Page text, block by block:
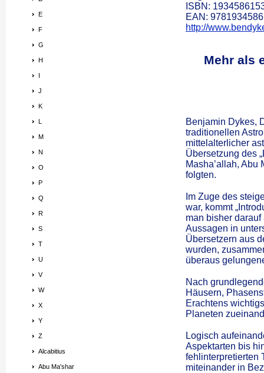
E
F
G
H
I
J
K
L
M
N
O
P
Q
R
S
T
U
V
W
X
Y
Z
Alcabitius
Abu Ma'shar
ISBN:
EAN:
http://
Mehr als
Benjamin Dykes,
traditionellen
mittelalterlicher
Übersetzung des
Masha’allah, Abu
folgten.
Im Zuge des
war, kommt
man bisher
Aussagen in
Übersetzern aus
wurden,
überaus
Nach
Häusern,
Erachtens
Planeten
Logisch
Aspektarten bis
fehlinterpretierten
miteinander in